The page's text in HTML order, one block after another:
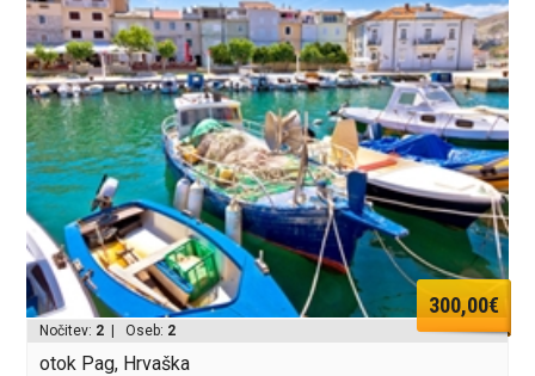
300,00€
Nočitev: 2 | Oseb: 2
otok Pag, Hrvaška